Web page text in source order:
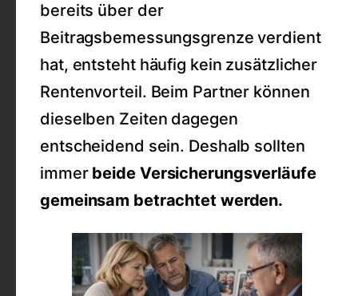
bereits über der
Beitragsbemessungsgrenze verdient
hat, entsteht häufig kein zusätzlicher
Rentenvorteil. Beim Partner können
dieselben Zeiten dagegen
entscheidend sein. Deshalb sollten
immer beide Versicherungsverläufe
gemeinsam betrachtet werden.